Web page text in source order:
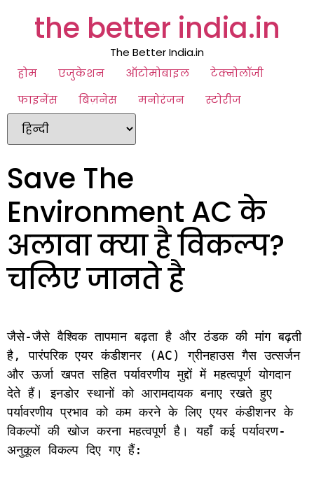
the better india.in
The Better India.in
होम
एजुकेशन ऑटोमोबाइल
टेक्नोलॉजी
फाइनेंस
बिज़नेस मनोरंजन स्टोरीज
Save The
Environment AC के
अलावा क्या है विकल्प?
चलिए जानते है
जैसे-जैसे वैश्विक तापमान बढ़ता है और ठंडक की मांग बढ़ती
है, पारंपरिक एयर कंडीशनर (AC) ग्रीनहाउस गैस उत्सर्जन
और ऊर्जा खपत सहित पर्यावरणीय मुद्दों में महत्वपूर्ण योगदान
देते हैं। इनडोर स्थानों को आरामदायक बनाए रखते हुए
पर्यावरणीय प्रभाव को कम करने के लिए एयर कंडीशनर के
विकल्पों की खोज करना महत्वपूर्ण है। यहाँ कई पर्यावरण-
अनुकूल विकल्प दिए गए हैं: